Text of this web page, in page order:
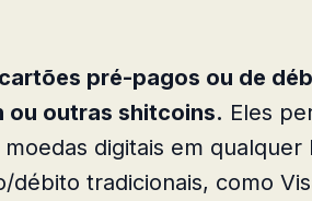
pré-pagos ou de
ou outras shitcoins. Eles
digitais em qualquer
débito tradicionais, como